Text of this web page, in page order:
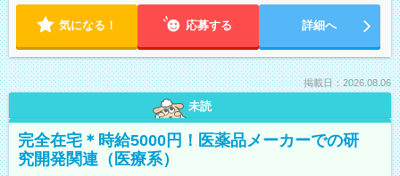
気になる！ 応募する 詳細へ
掲載日：2026.08.06
未読
完全在宅＊時給5000円！医薬品メーカーでの研
究開発関連（医療系）